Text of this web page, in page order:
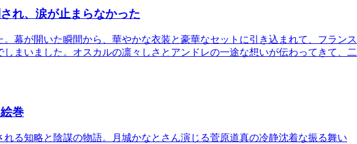
れ、涙が止まらなかった
。幕が開いた瞬間から、華やかな衣装と豪華なセットに引き込まれて、フランス
まいました。オスカルの凛々しさとアンドレの一途な想いが伝わってきて、二
巻
る知略と陰謀の物語。月城かなとさん演じる菅原道真の冷静沈着な振る舞い